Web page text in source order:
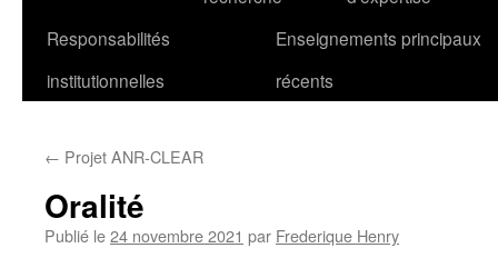
Responsabilités
institutionnelles
Enseignements principaux
récents
← Projet ANR-CLEAR
Oralité
Publié le24 novembre 2021 par Frederique Henry